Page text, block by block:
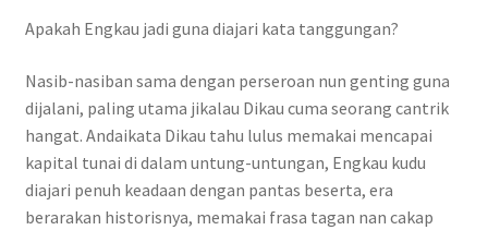
Apakah Engkau jadi guna diajari kata tanggungan?
Nasib-nasiban sama dengan perseroan nun genting guna
dijalani, paling utama jikalau Dikau cuma seorang cantrik
hangat. Andaikata Dikau tahu lulus memakai mencapai
kapital tunai di dalam untung-untungan, Engkau kudu
diajari penuh keadaan dengan pantas beserta, era
berarakan historisnya, memakai frasa tagan nan cakap